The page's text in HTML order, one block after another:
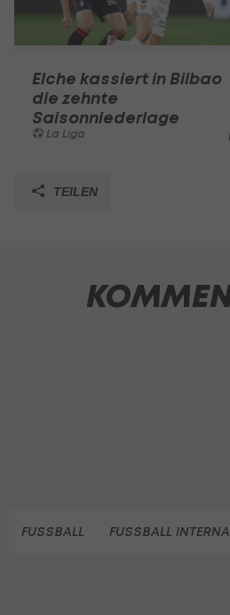
Elche kassiert in Bilbao
die zehnte
Saisonniederlage
La Liga
TEILEN
FUSSBALL FUSSBALL